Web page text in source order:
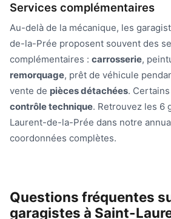
Services complémentaires
Au-delà de la mécanique, les
de-la-Prée proposent souvent des
complémentaires : carrosserie,
remorquage, prêt de véhicule
vente de pièces détachées.
contrôle technique. Retrouvez les 6
Laurent-de-la-Prée dans notre
coordonnées complètes.
Questions fréquentes
garagistes à Saint-